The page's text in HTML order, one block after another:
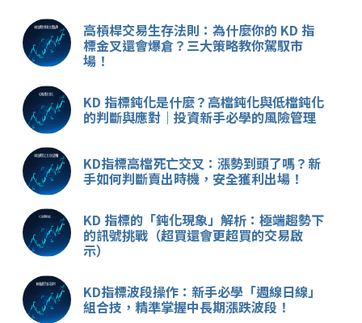
高槓桿交易生存法則：為什麼你的 KD 指
標金叉還會爆倉？三大策略教你駕馭市
場！
KD 指標鈍化是什麼？高檔鈍化與低檔鈍化
的判斷與應對｜投資新手必學的風險管理
KD指標高檔死亡交叉：漲勢到頭了嗎？新
手如何判斷賣出時機，安全獲利出場！
KD 指標的「鈍化現象」解析：極端趨勢下
的訊號挑戰（超買還會更超買的交易啟
示）
KD指標波段操作：新手必學「週線日線」
組合技，精準掌握中長期漲跌波段！